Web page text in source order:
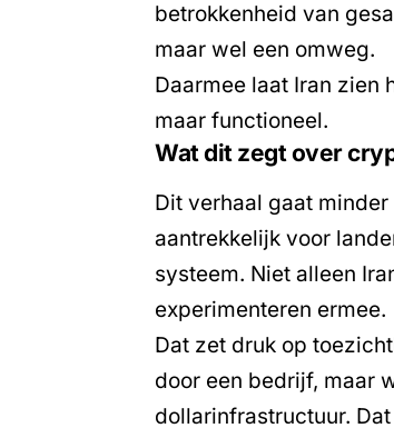
betrokkenheid van
maar wel een omweg.
Daarmee laat Iran zien
maar functioneel.
Wat dit zegt over
Dit verhaal gaat
aantrekkelijk voor
systeem. Niet alleen
experimenteren ermee.
Dat zet druk op
door een bedrijf, maar
dollarinfrastructuur.